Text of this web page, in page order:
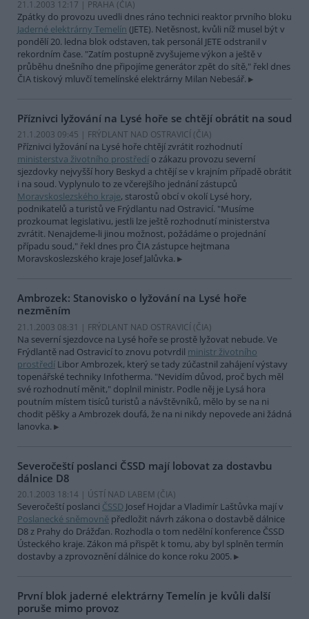
21.1.2003 12:17 | PRAHA (ČIA)
Zpátky do provozu uvedli dnes ráno technici reaktor prvního bloku
Jaderné elektrárny Temelín (JETE). Netěsnost, kvůli níž musel být v
pondělí 20. ledna blok odstaven, tak personál JETE odstranil v
rekordním čase. "Zatím postupně zvyšujeme výkon a ještě v
průběhu dnešního dne připojíme generátor zpět do sítě," řekl dnes
ČIA tiskový mluvčí temelínské elektrárny Milan Nebesář.
Příznivci lyžování na Lysé hoře se chtějí obrátit na soud
21.1.2003 09:45 | FRÝDLANT NAD OSTRAVICÍ (ČIA)
Příznivci lyžování na Lysé hoře chtějí zvrátit rozhodnutí
ministerstva životního prostředí o zákazu provozu severní
sjezdovky nejvyšší hory Beskyd a chtějí se v krajním případě obrátit
i na soud. Vyplynulo to ze včerejšího jednání zástupců
Moravskoslezského kraje, starostů obcí v okolí Lysé hory,
podnikatelů a turistů ve Frýdlantu nad Ostravicí. "Musíme
prozkoumat legislativu, jestli lze ještě rozhodnutí ministerstva
zvrátit. Nenajdeme-li jinou možnost, požádáme o projednání
případu soud," řekl dnes pro ČIA zástupce hejtmana
Moravskoslezského kraje Josef Jalůvka.
Ambrozek: Stanovisko o lyžování na Lysé hoře
nezměním
21.1.2003 08:31 | FRÝDLANT NAD OSTRAVICÍ (ČIA)
Na severní sjezdovce na Lysé hoře se prostě lyžovat nebude. Ve
Frýdlantě nad Ostravicí to znovu potvrdil ministr životního
prostředí Libor Ambrozek, který se tady zúčastnil zahájení výstavy
topenářské techniky Infotherma. "Nevidím důvod, proč bych měl
své rozhodnutí měnit," doplnil ministr. Podle něj je Lysá hora
poutním místem tisíců turistů a návštěvníků, mělo by se na ni
chodit pěšky a Ambrozek doufá, že na ni nikdy nepovede ani žádná
lanovka.
Severočeští poslanci ČSSD mají lobovat za dostavbu
dálnice D8
20.1.2003 18:14 | ÚSTÍ NAD LABEM (ČIA)
Severočeští poslanci ČSSD Josef Hojdar a Vladimír Laštůvka mají v
Poslanecké sněmovně předložit návrh zákona o dostavbě dálnice
D8 z Prahy do Drážďan. Rozhodla o tom nedělní konference ČSSD
Ústeckého kraje. Zákon má přispět k tomu, aby byl splněn termín
dostavby a zprovoznění dálnice do konce roku 2005.
První blok jaderné elektrárny Temelín je kvůli další
poruše mimo provoz